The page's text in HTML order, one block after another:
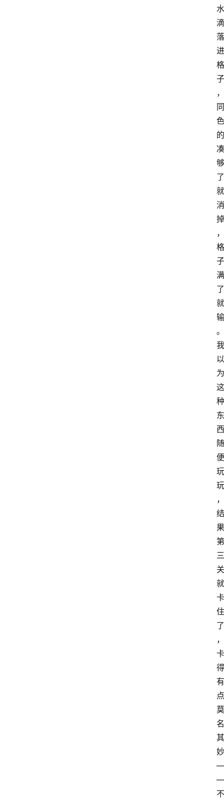
水
滴
落
进
格
子
，
同
色
的
凑
够
了
就
消
掉
，
格
子
满
了
就
输
。
我
以
为
这
种
东
西
随
便
玩
玩
，
结
果
第
三
关
就
卡
住
了
，
卡
得
有
点
莫
名
其
妙
—
—
不